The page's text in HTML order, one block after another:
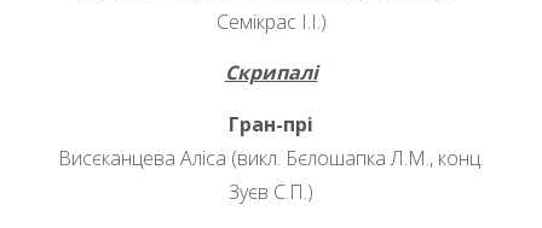
Семікрас І.І.)
Скрипалі
Гран-прі
Висєканцева Аліса (викл. Бєлошапка Л.М., конц.
Зуєв С.П.)